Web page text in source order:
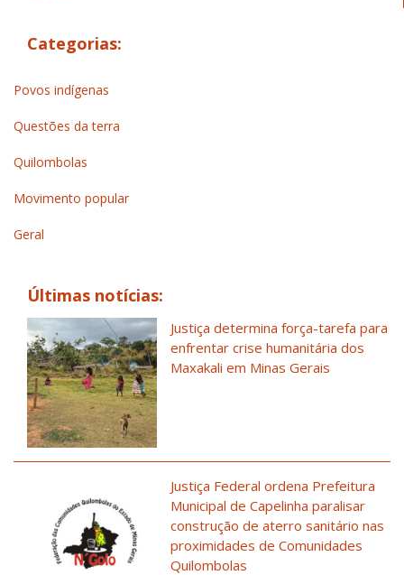
Categorias:
Povos indígenas
Questões da terra
Quilombolas
Movimento popular
Geral
Últimas notícias:
Justiça determina força-tarefa para
enfrentar crise humanitária dos
Maxakali em Minas Gerais
Justiça Federal ordena Prefeitura
Municipal de Capelinha paralisar
construção de aterro sanitário nas
proximidades de Comunidades
Quilombolas